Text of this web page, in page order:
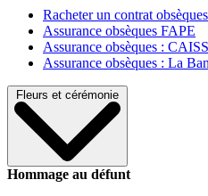
Racheter un contrat
Assurance obsèques FAPE
Assurance obsèques :
Assurance obsèques : La
Fleurs et cérémonie
Hommage au défunt